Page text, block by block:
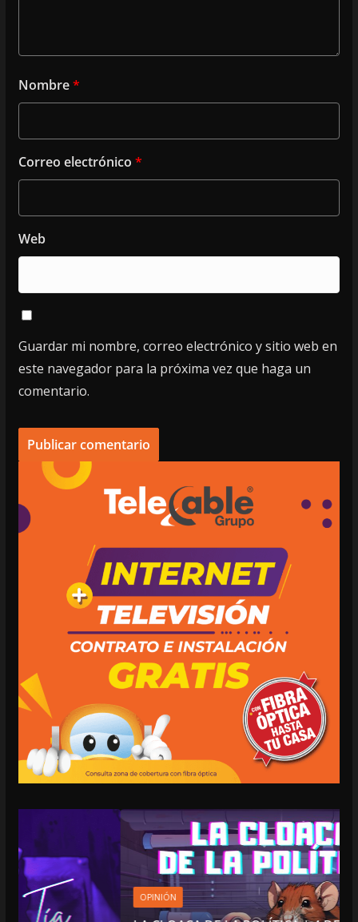
Nombre*
Correo electrónico *
Web
Guardar mi nombre, correo electrónico y sitio web en
este navegador para la próxima vez que haga un
comentario.
OPINIÓN